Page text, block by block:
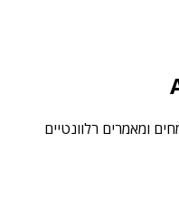
ומאמרים רלוונטיים